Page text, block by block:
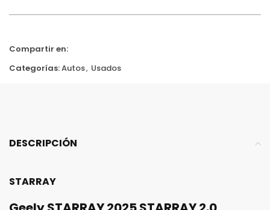
Compartir en:
Categorías:Autos, Usados
DESCRIPCIÓN
STARRAY